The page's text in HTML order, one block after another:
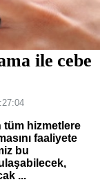
ile cebe
tüm hizmetlere
faaliyete
bu
...